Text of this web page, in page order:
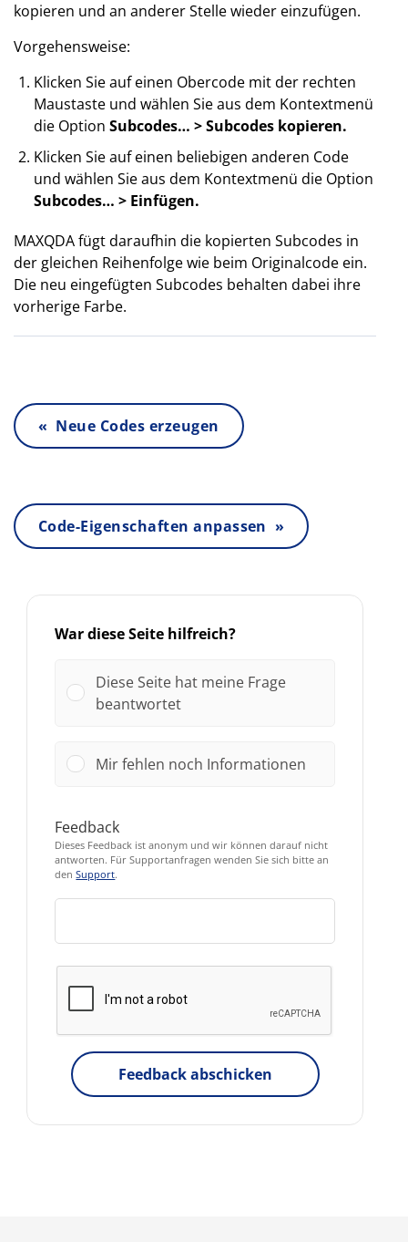
kopieren und an anderer Stelle wieder einzufügen.
Vorgehensweise:
Klicken Sie auf einen Obercode mit der rechten
Maustaste und wählen Sie aus dem Kontextmenü
die OptionSubcodes… > Subcodes kopieren.
Klicken Sie auf einen beliebigen anderen Code
und wählen Sie aus dem Kontextmenü die Option
Subcodes… > Einfügen.
MAXQDA fügt daraufhin die kopierten Subcodes in
der gleichen Reihenfolge wie beim Originalcode ein.
Die neu eingefügten Subcodes behalten dabei ihre
vorherige Farbe.
« Neue Codes erzeugen
Code-Eigenschaften anpassen »
War diese Seite hilfreich?
Diese Seite hat meine Frage
beantwortet
Mir fehlen noch Informationen
Feedback
Dieses Feedback ist anonym und wir können darauf nicht
antworten. Für Supportanfragen wenden Sie sich bitte an
denSupport.
Feedback abschicken